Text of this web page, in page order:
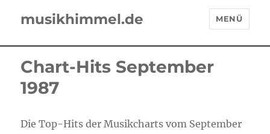
musikhimmel.de MENÜ
Chart-Hits September
1987
Die Top-Hits der Musikcharts vom September